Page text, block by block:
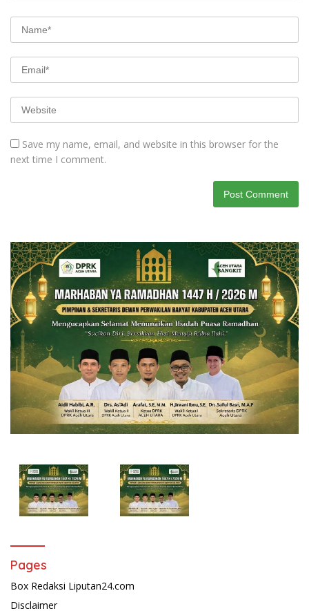
Save my name, email, and website in this browser for the
next time I comment.
Pages
Box Redaksi Liputan24.com
Disclaimer